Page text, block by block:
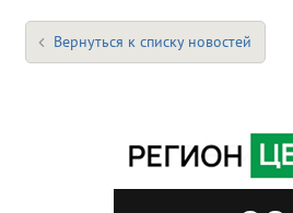
Вернуться к списку новостей